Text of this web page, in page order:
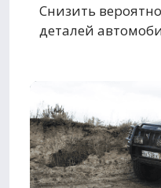
Снизить
деталей